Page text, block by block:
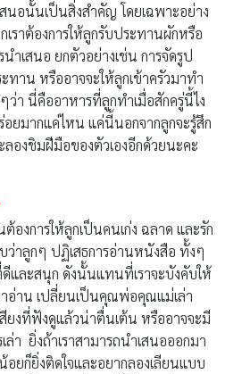
นอนั้นเป็นสิ่งสำคัญ โดยเฉพาะอย่าง
าต้องการให้ลูกรับประทานผักหรือ
นำเสนอ ยกตัวอย่างเช่น การจัดรูป
าน หรืออาจจะให้ลูกเข้าครัวมาทำ
ว่า นี่คืออาหารที่ลูกทำเมื่อสักครู่นี้ไง
ยมากแค่ไหน แค่นี้นอกจากลูกจะรู้สึก
ลองชิมฝีมือของตัวเองอีกด้วยนะคะ
งการให้ลูกเป็นคนเก่ง ฉลาด และรัก
ว่าลูกๆ ปฏิเสธการอ่านหนังสือ ทั้งๆ
ละสนุก ดังนั้นแทนที่เราจะบังคับให้
อ่าน เปลี่ยนเป็นคุณพ่อคุณแม่เล่า
ยงที่ฟังดูแล้วน่าตื่นเต้น หรืออาจจะมี
ล่า ยิ่งถ้าเราสามารถนำเสนอออกมา
อยก็ยิ่งติดใจและอยากลองเลียนแบบ